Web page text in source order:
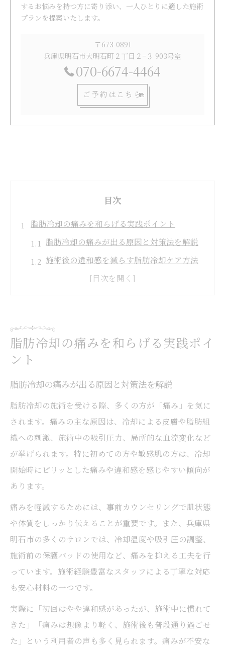
するお悩みを持つ方に寄り添い、一人ひとりに適した施術
プランを提案いたします。
〒673-0891
兵庫県明石市大明石町２丁目２−３ 903号室
070-6674-4464
ご予約はこちら
目次
脂肪冷却の痛みを和らげる実践ポイント
脂肪冷却の痛みが出る原因と対策法を解説
施術後の違和感を減らす脂肪冷却ケア方法
脂肪冷却で痛みが少ない施術を選ぶコツ
集
兵庫県明石市で注目の脂肪冷却体験談
明石近くで受けた脂肪冷却の口コミと評判
脂肪冷却の体験談で多い痛みと効果の声
脂肪冷却を明石で受けた時の流れや注意点
脂肪冷却の体験で分かった痩身効果の実感
痛みが心配な方に選ばれる脂肪冷却の理由
脂肪冷却が痛みの少ない施術とされる理由
痛みを抑える脂肪冷却独自の工夫とは何か
脂肪冷却が安心して選ばれる背景と特徴
ダウンタイム少なめ脂肪冷却の魅力を探る
脂肪冷却の痛みとダウンタイム体験談紹介
脂肪冷却の痛みを和らげる実践ポイ
ント
脂肪冷却の痛みが出る原因と対策法を解説
脂肪冷却の施術を受ける際、多くの方が「痛み」を気に
されます。痛みの主な原因は、冷却による皮膚や脂肪組
織への刺激、施術中の吸引圧力、局所的な血流変化など
が挙げられます。特に初めての方や敏感肌の方は、冷却
開始時にピリッとした痛みや違和感を感じやすい傾向が
あります。
痛みを軽減するためには、事前カウンセリングで肌状態
や体質をしっかり伝えることが重要です。また、兵庫県
明石市の多くのサロンでは、冷却温度や吸引圧の調整、
施術前の保護パッドの使用など、痛みを抑える工夫を行
っています。施術経験豊富なスタッフによる丁寧な対応
も安心材料の一つです。
実際に「初回はやや違和感があったが、施術中に慣れて
きた」「痛みは想像より軽く、施術後も普段通り過ごせ
た」という利用者の声も多く見られます。痛みが不安な